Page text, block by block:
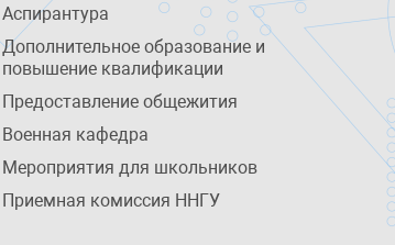
Аспирантура
Дополнительное образование и
повышение квалификации
Предоставление общежития
Военная кафедра
Мероприятия для школьников
Приемная комиссия ННГУ